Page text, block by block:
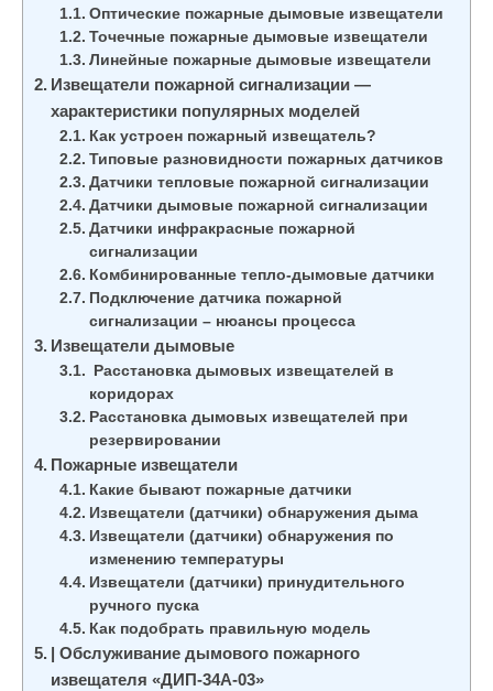
Оптические пожарные дымовые извещатели
Точечные пожарные дымовые извещатели
Линейные пожарные дымовые извещатели
Извещатели пожарной сигнализации —
характеристики популярных моделей
Как устроен пожарный извещатель?
Типовые разновидности пожарных датчиков
Датчики тепловые пожарной сигнализации
Датчики дымовые пожарной сигнализации
Датчики инфракрасные пожарной
сигнализации
Комбинированные тепло-дымовые датчики
Подключение датчика пожарной
сигнализации – нюансы процесса
Извещатели дымовые
Расстановка дымовых извещателей в
коридорах
Расстановка дымовых извещателей при
резервировании
Пожарные извещатели
Какие бывают пожарные датчики
Извещатели (датчики) обнаружения дыма
Извещатели (датчики) обнаружения по
изменению температуры
Извещатели (датчики) принудительного
ручного пуска
Как подобрать правильную модель
| Обслуживание дымового пожарного
извещателя «ДИП-34А-03»